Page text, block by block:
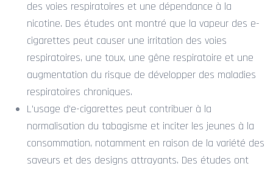
des voies respiratoires et une dépendance à la
nicotine. Des études ont montré que la vapeur des e-
cigarettes peut causer une irritation des voies
respiratoires, une toux, une gêne respiratoire et une
augmentation du risque de développer des maladies
respiratoires chroniques.
L’usage d’e-cigarettes peut contribuer à la
normalisation du tabagisme et inciter les jeunes à la
consommation, notamment en raison de la variété des
saveurs et des designs attrayants. Des études ont